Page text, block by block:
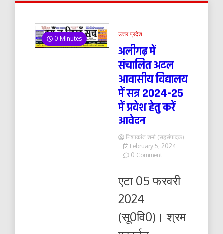
0 Minutes
उत्तर प्रदेश
अलीगढ़ में
संचालित अटल
आवासीय विद्यालय
में सत्र 2024-25
में प्रवेश हेतु करें
आवेदन
निशाकांत शर्मा (सहसंपादक)
February 5, 2024
0 Commenton
संचालित
एटा 05 फरवरी
2024
(सू0वि0)। श्रम